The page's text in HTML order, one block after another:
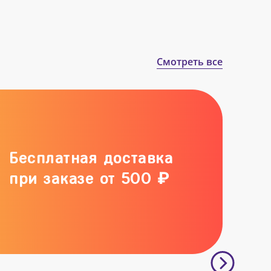
Смотреть все
Бесплатная доставка
при заказе от 500 ₽